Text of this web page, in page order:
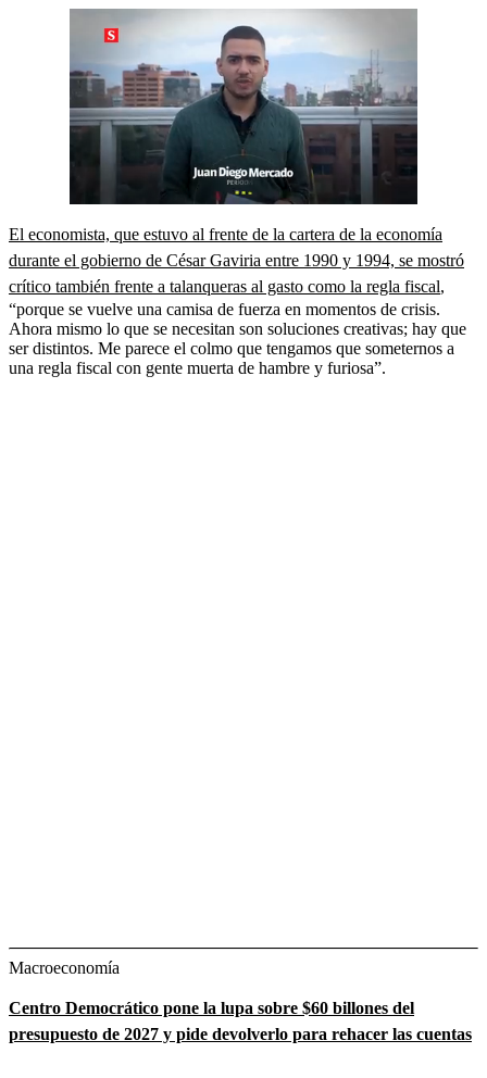
El economista, que estuvo al frente de la cartera de la economía
durante el gobierno de César Gaviria entre 1990 y 1994, se mostró
crítico también frente a talanqueras al gasto como la regla fiscal,
“porque se vuelve una camisa de fuerza en momentos de crisis.
Ahora mismo lo que se necesitan son soluciones creativas; hay que
ser distintos. Me parece el colmo que tengamos que someternos a
una regla fiscal con gente muerta de hambre y furiosa”.
Macroeconomía
Centro Democrático pone la lupa sobre $60 billones del
presupuesto de 2027 y pide devolverlo para rehacer las cuentas